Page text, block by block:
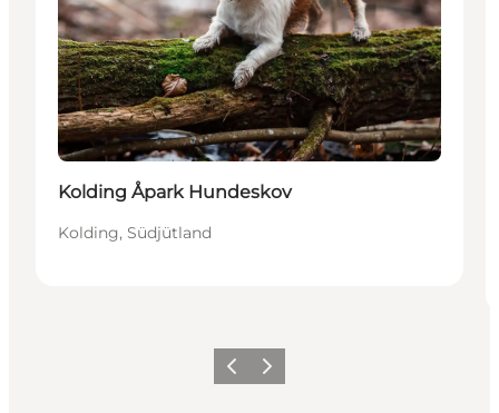
Kolding Åpark Hundeskov
Kolding, Südjütland
Vorherige Folie
Nächste Folie